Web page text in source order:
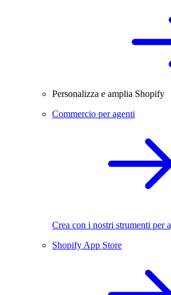
Personalizza e amplia Shopify
Commercio per agenti
Crea con i nostri strumenti per
Shopify App Store